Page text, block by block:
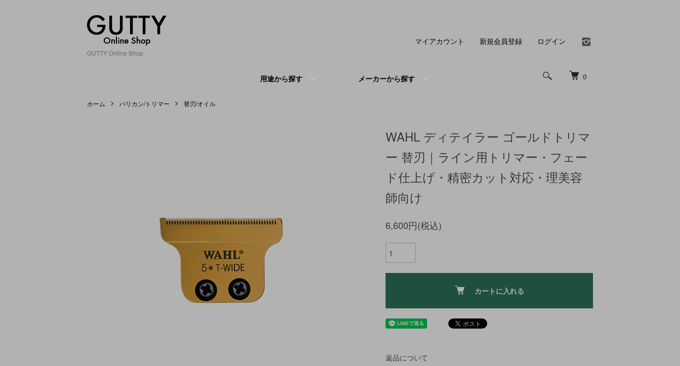
GUTTY Online Shop
0
用途から探す メーカーから探す
マイアカウント 新規会員登録 ログイン
ホーム バリカン/トリマー 替刃/オイル
WAHL ディテイラー ゴールドトリマ
ー 替刃｜ライン用トリマー・フェー
ド仕上げ・精密カット対応・理美容
師向け
6,600円(税込)
カートに入れる
返品について